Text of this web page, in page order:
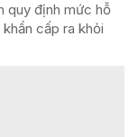
quy định mức hỗ
cấp ra khỏi